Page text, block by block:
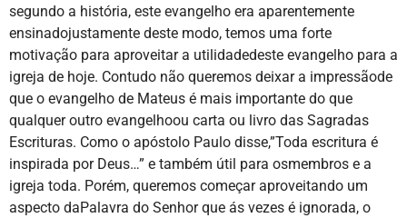
segundo a história, este evangelho era aparentemente
ensinadojustamente deste modo, temos uma forte
motivação para aproveitar a utilidadedeste evangelho para a
igreja de hoje. Contudo não queremos deixar a impressãode
que o evangelho de Mateus é mais importante do que
qualquer outro evangelhoou carta ou livro das Sagradas
Escrituras. Como o apóstolo Paulo disse,”Toda escritura é
inspirada por Deus…” e também útil para osmembros e a
igreja toda. Porém, queremos começar aproveitando um
aspecto daPalavra do Senhor que ás vezes é ignorada, o